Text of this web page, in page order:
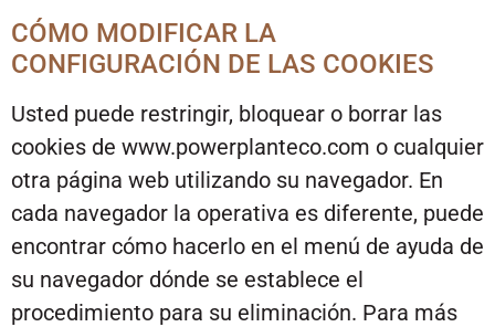
CÓMO MODIFICAR LA
CONFIGURACIÓN DE LAS COOKIES
Usted puede restringir, bloquear o borrar las
cookies de www.powerplanteco.com o cualquier
otra página web utilizando su navegador. En
cada navegador la operativa es diferente, puede
encontrar cómo hacerlo en el menú de ayuda de
su navegador dónde se establece el
procedimiento para su eliminación. Para más